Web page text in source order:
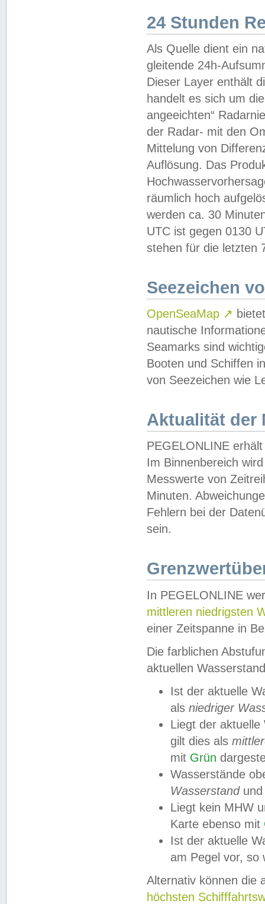
24 Stunden
Als Quelle dient ein
gleitende 24h-
Dieser Layer enthält
handelt es sich um
angeeichten“
der Radar- mit den
Mittelung von
Auflösung. Das
räumlich hoch
werden ca. 30
UTC ist gegen 0130
stehen für die letzten
Seezeichen
OpenSeaMap ↗
nautische
Seamarks sind
Booten und Schiffen
von Seezeichen wie
Aktualität der
PEGELONLINE
Im Binnenbereich
Messwerte von
Minuten.
Fehlern bei der
sein.
In PEGELONLINE
mittleren niedrigsten
einer Zeitspanne in
Die farblichen
aktuellen
Ist der aktuelle
als niedriger
Liegt der
gilt dies als
mit Grün
Wasserstände
Wasserstandund
Liegt kein MHW
Karte ebenso mit
Ist der aktuelle
am Pegel vor,
Alternativ können die
höchsten